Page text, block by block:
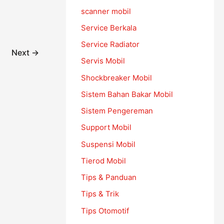
Next →
scanner mobil
Service Berkala
Service Radiator
Servis Mobil
Shockbreaker Mobil
Sistem Bahan Bakar Mobil
Sistem Pengereman
Support Mobil
Suspensi Mobil
Tierod Mobil
Tips & Panduan
Tips & Trik
Tips Otomotif